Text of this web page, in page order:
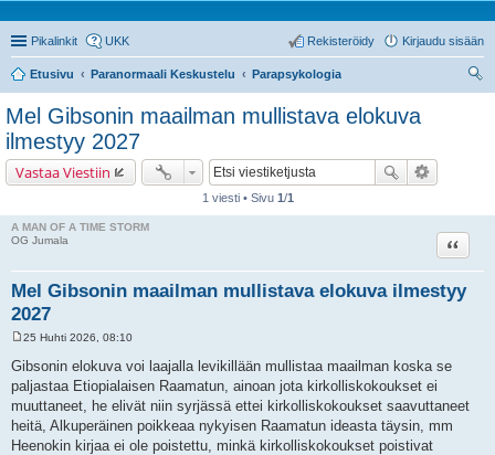
Pikalinkit UKK Kirjaudu sisään
Rekisteröidy
Etusivu Paranormaali Keskustelu
Parapsykologia
Mel Gibsonin maailman mullistava elokuva
ilmestyy 2027
Vastaa Viestiin
1 viesti • Sivu 1/1
A MAN OF A TIME STORM
OG Jumala
Mel Gibsonin maailman mullistava elokuva ilmestyy
2027
Lainaa
i
e
s
i
25 Huhti 2026, 08:10
Gibsonin elokuva voi laajalla levikillään mullistaa maailman koska se
paljastaa Etiopialaisen Raamatun, ainoan jota kirkolliskokoukset ei
muuttaneet, he elivät niin syrjässä ettei kirkolliskokoukset saavuttaneet
heitä, Alkuperäinen poikkeaa nykyisen Raamatun ideasta täysin, mm
Heenokin kirjaa ei ole poistettu, minkä kirkolliskokoukset poistivat